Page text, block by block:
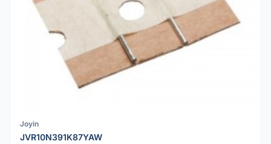
Joyin
JVR10N391K87YAW